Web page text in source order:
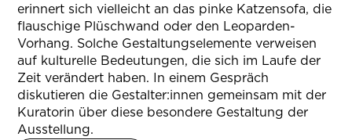
erinnert sich vielleicht an das pinke Katzensofa, die
flauschige Plüschwand oder den Leoparden-
Vorhang. Solche Gestaltungselemente verweisen
auf kulturelle Bedeutungen, die sich im Laufe der
Zeit verändert haben. In einem Gespräch
diskutieren die Gestalter:innen gemeinsam mit der
Kuratorin über diese besondere Gestaltung der
Ausstellung.